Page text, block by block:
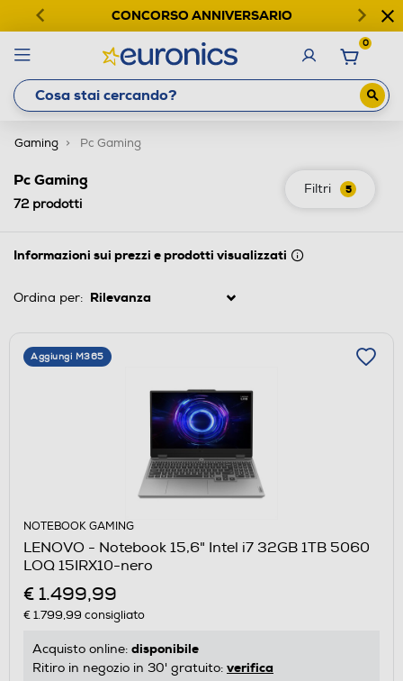
CONCORSO ANNIVERSARIO
0
Gaming Pc Gaming
Filtri 5
Pc Gaming
72prodotti
Informazioni sui prezzi e prodotti visualizzati
Ordina per:
Aggiungi M365
NOTEBOOK GAMING
LENOVO - Notebook 15,6" Intel i7 32GB 1TB 5060
LOQ 15IRX10-nero
€ 1.499,99
€ 1.799,99 consigliato
Acquisto online: disponibile
Ritiro in negozio in 30' gratuito: verifica